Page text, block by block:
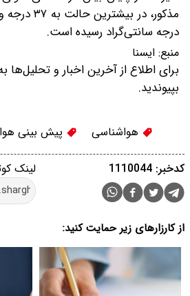
درجه سانتی‌گراد رسیده است.
منبع: ایسنا
برای اطلاع از آخرین اخبار و تحلیل‌ها
بپیوندید.
هواشناسی پیش بینی هوا
لینک کدخبر: 1110044
از کارزارهای زیر حمایت کنید: